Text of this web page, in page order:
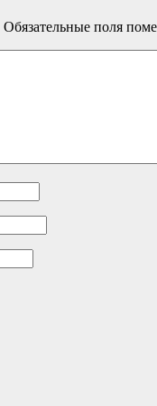
Обязательные поля